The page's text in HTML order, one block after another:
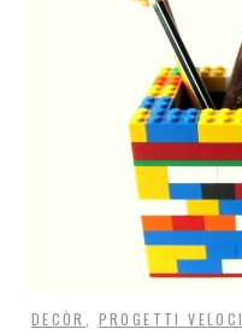
DECÒR PROGETTI VELOCI